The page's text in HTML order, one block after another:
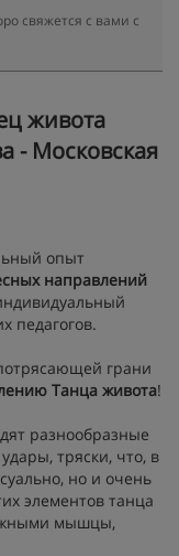
свяжется с вами с
живота
- Московская
опыт
направлений
педагогов.
грани
Танца живота!
разнообразные
тряски, что, в
но и очень
элементов танца
мышцы,